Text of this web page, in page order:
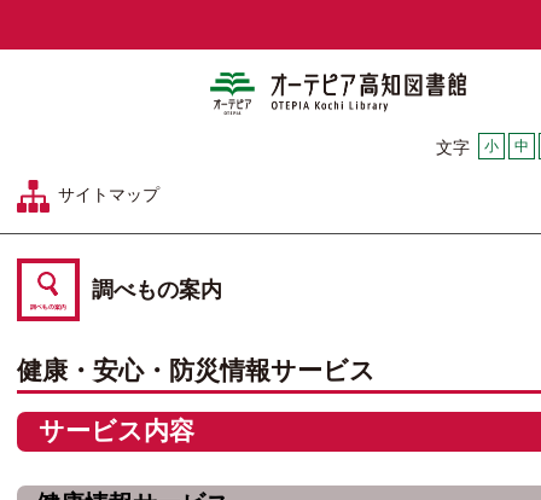
文字 小 中
サイトマップ
調べもの案内
健康・安心・防災情報サービス
サービス内容